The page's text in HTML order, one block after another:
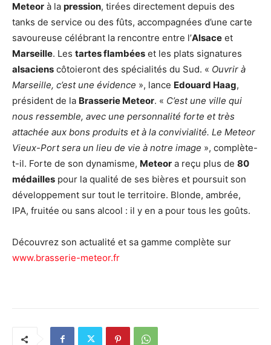
Meteor à la pression, tirées directement depuis des
tanks de service ou des fûts, accompagnées d’une carte
savoureuse célébrant la rencontre entre l’Alsace et
Marseille. Les tartes flambées et les plats signatures
alsaciens côtoieront des spécialités du Sud. « Ouvrir à
Marseille, c’est une évidence », lance Edouard Haag,
président de la Brasserie Meteor. « C’est une ville qui
nous ressemble, avec une personnalité forte et très
attachée aux bons produits et à la convivialité. Le Meteor
Vieux-Port sera un lieu de vie à notre image », complète-
t-il. Forte de son dynamisme, Meteor a reçu plus de 80
médailles pour la qualité de ses bières et poursuit son
développement sur tout le territoire. Blonde, ambrée,
IPA, fruitée ou sans alcool : il y en a pour tous les goûts.
Découvrez son actualité et sa gamme complète sur
www.brasserie-meteor.fr